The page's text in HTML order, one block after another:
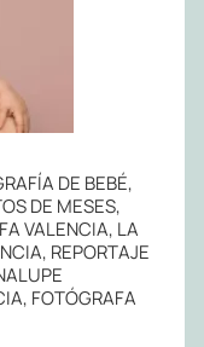
DE BEBÉ,
DE MESES,
VALENCIA, LA
REPORTAJE
FOTÓGRAFA